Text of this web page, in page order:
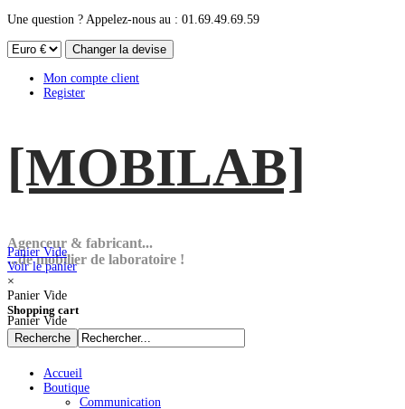
Une question ? Appelez-nous au : 01.69.49.69.59
Mon compte client
Register
[MOBILAB]
Agenceur & fabricant...
...de mobilier de laboratoire !
Panier Vide
Voir le panier
×
Panier Vide
Shopping cart
Panier Vide
Accueil
Boutique
Communication